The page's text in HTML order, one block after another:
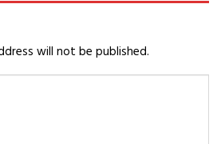
will not be published.